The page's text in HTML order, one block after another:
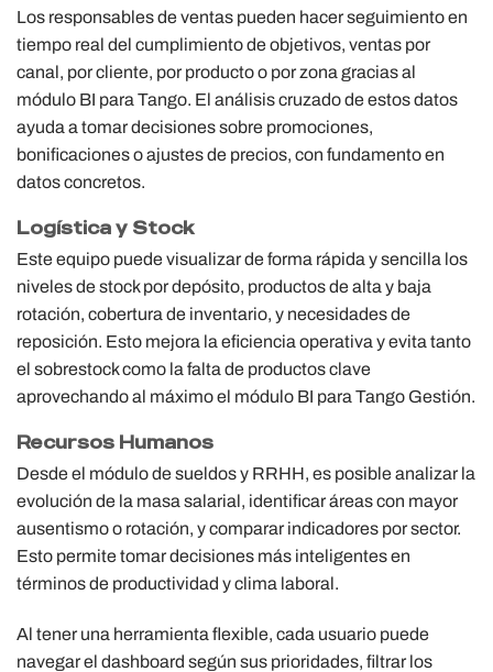
Los responsables de ventas pueden hacer seguimiento en
tiempo real del cumplimiento de objetivos, ventas por
canal, por cliente, por producto o por zona gracias al
módulo BI para Tango. El análisis cruzado de estos datos
ayuda a tomar decisiones sobre promociones,
bonificaciones o ajustes de precios, con fundamento en
datos concretos.
Logística y Stock
Este equipo puede visualizar de forma rápida y sencilla los
niveles de stock por depósito, productos de alta y baja
rotación, cobertura de inventario, y necesidades de
reposición. Esto mejora la eficiencia operativa y evita tanto
el sobrestock como la falta de productos clave
aprovechando al máximo el módulo BI para Tango Gestión.
Recursos Humanos
Desde el módulo de sueldos y RRHH, es posible analizar la
evolución de la masa salarial, identificar áreas con mayor
ausentismo o rotación, y comparar indicadores por sector.
Esto permite tomar decisiones más inteligentes en
términos de productividad y clima laboral.
Al tener una herramienta flexible, cada usuario puede
navegar el dashboard según sus prioridades, filtrar los